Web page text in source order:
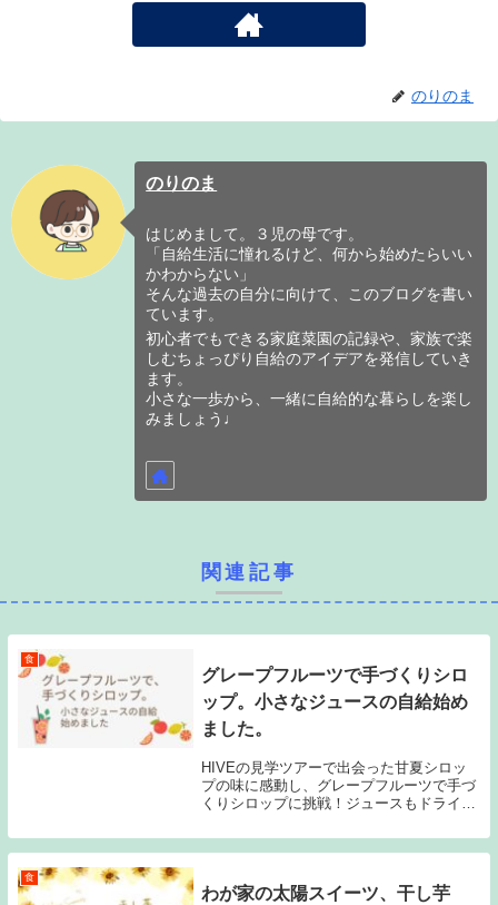
のりのま
のりのま
はじめまして。３児の母です。
「自給生活に憧れるけど、何から始めたらいい
かわからない」
そんな過去の自分に向けて、このブログを書い
ています。
初心者でもできる家庭菜園の記録や、家族で楽
しむちょっぴり自給のアイデアを発信していき
ます。
小さな一歩から、一緒に自給的な暮らしを楽し
みましょう♩
関連記事
食
グレープフルーツで手づくりシロ
ップ。小さなジュースの自給始め
ました。
HIVEの見学ツアーで出会った甘夏シロッ
プの味に感動し、グレープフルーツで手づ
くりシロップに挑戦！ジュースもドライフ
ピ。
食
わが家の太陽スイーツ、干し芋